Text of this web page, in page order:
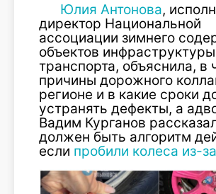
Юлия Антонова,
директор Национальной
ассоциации зимнего
объектов
транспорта, объяснила, в
причины дорожного
регионе и в какие сроки
устранять дефекты, а
Вадим Курганов
должен быть алгоритм
если пробили колеса из-